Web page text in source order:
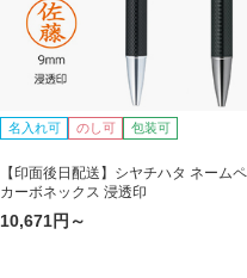
名入れ可 のし可 包装可
【印面後日配送】シヤチハタ ネーム
カーボネックス 浸透印
10,671円～